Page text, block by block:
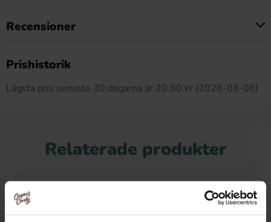
Recensioner
Prishistorik
Lägsta pris senaste 30 dagarna är 20.90 kr (2026-08-08)
Relaterade produkter